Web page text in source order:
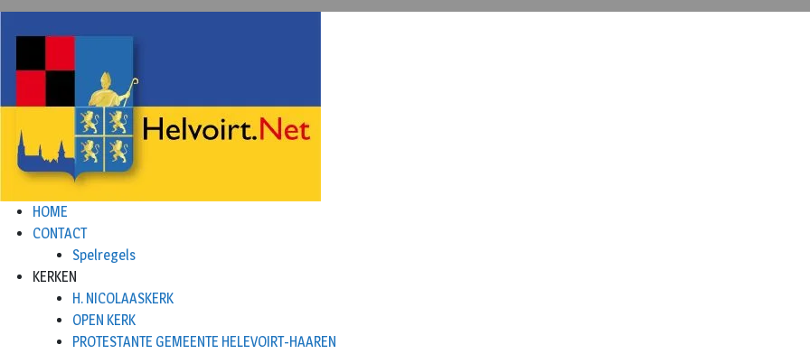
HOME
CONTACT
Spelregels
KERKEN
H. NICOLAASKERK
OPEN KERK
PROTESTANTE GEMEENTE HELEVOIRT-HAAREN